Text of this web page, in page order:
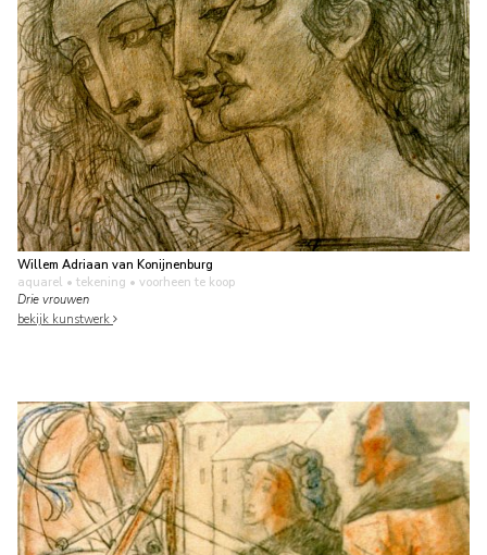
Willem Adriaan van Konijnenburg
aquarel • tekening • voorheen te koop
Drie vrouwen
bekijk kunstwerk